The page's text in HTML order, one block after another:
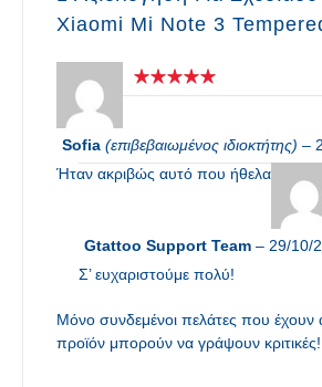
Xiaomi Mi Note 3
Sofia (επιβεβαιωμένος ιδιοκτήτης) –
Ήταν ακριβώς αυτό που ήθελα
Gtattoo Support Team – 29/10/
Σ’ ευχαριστούμε πολύ!
Μόνο συνδεμένοι πελάτες που έχουν
προϊόν μπορούν να γράψουν κριτικές!